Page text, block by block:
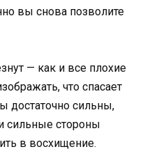
вы снова позволите
— как и все плохие
что спасает
достаточно сильны,
сильные стороны
в восхищение.